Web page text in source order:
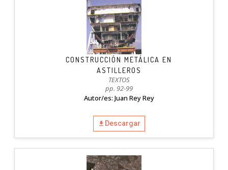
CONSTRUCCIÓN METÁLICA EN
ASTILLEROS
TEXTOS
pp. 92-99
Autor/es: Juan Rey Rey
Descargar